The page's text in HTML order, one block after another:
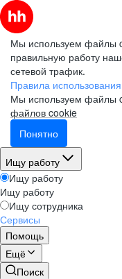
Мы используем файлы
правильную работу
сетевой трафик.
Правила
Мы используем файлы
файлов cookie
Понятно
Ищу работу
Ищу работу
Ищу работу
Ищу сотрудника
Сервисы
Помощь
Ещё
Поиск